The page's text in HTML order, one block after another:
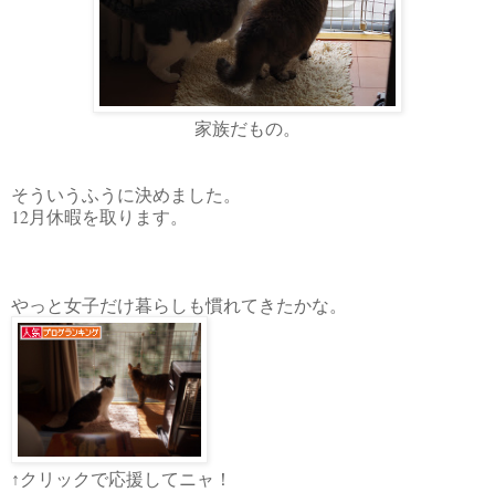
家族だもの。
そういうふうに決めました。
12月休暇を取ります。
やっと女子だけ暮らしも慣れてきたかな。
↑クリックで応援してニャ！